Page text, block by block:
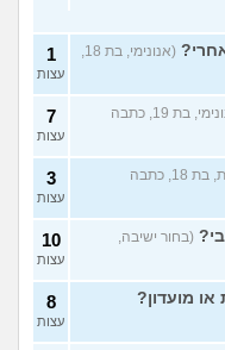
(אנונימי, בת 18,
1
עצות
(אנונימי, בת 19, כתבה
7
עצות
(אנונימית, בת 18, כתבה
3
עצות
(בחור ישיבה,
10
עצות
מועדון? 8
עצות